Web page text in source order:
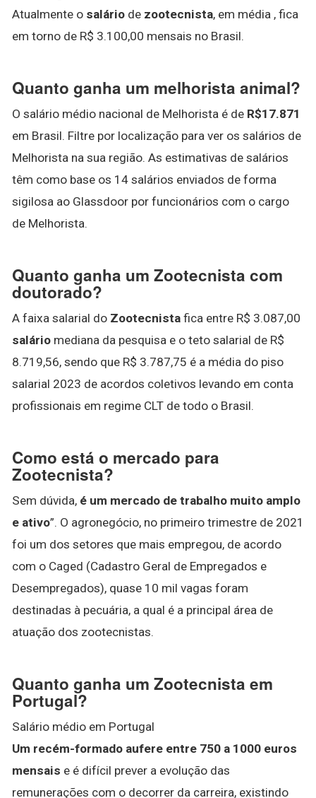
Atualmente o salário de zootecnista, em média , fica
em torno de R$ 3.100,00 mensais no Brasil.
Quanto ganha um melhorista animal?
O salário médio nacional de Melhorista é de R$17.871
em Brasil. Filtre por localização para ver os salários de
Melhorista na sua região. As estimativas de salários
têm como base os 14 salários enviados de forma
sigilosa ao Glassdoor por funcionários com o cargo
de Melhorista.
Quanto ganha um Zootecnista com
doutorado?
A faixa salarial do Zootecnista fica entre R$ 3.087,00
salário mediana da pesquisa e o teto salarial de R$
8.719,56, sendo que R$ 3.787,75 é a média do piso
salarial 2023 de acordos coletivos levando em conta
profissionais em regime CLT de todo o Brasil.
Como está o mercado para
Zootecnista?
Sem dúvida, é um mercado de trabalho muito amplo
e ativo”. O agronegócio, no primeiro trimestre de 2021
foi um dos setores que mais empregou, de acordo
com o Caged (Cadastro Geral de Empregados e
Desempregados), quase 10 mil vagas foram
destinadas à pecuária, a qual é a principal área de
atuação dos zootecnistas.
Quanto ganha um Zootecnista em
Portugal?
Salário médio em Portugal
Um recém-formado aufere entre 750 a 1000 euros
mensais e é difícil prever a evolução das
remunerações com o decorrer da carreira, existindo